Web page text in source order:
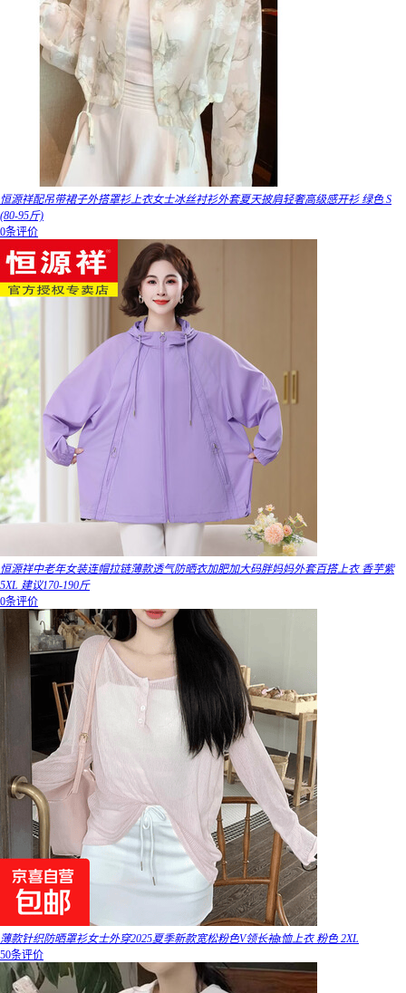
恒源祥配吊带裙子外搭罩衫上衣女士冰丝衬衫外套夏天披肩轻奢高级感开衫 绿色 S
(80-95斤)
0条评价
恒源祥中老年女装连帽拉链薄款透气防晒衣加肥加大码胖妈妈外套百搭上衣 香芋紫
5XL 建议170-190斤
0条评价
薄款针织防晒罩衫女士外穿2025夏季新款宽松粉色V领长袖t恤上衣 粉色 2XL
50条评价